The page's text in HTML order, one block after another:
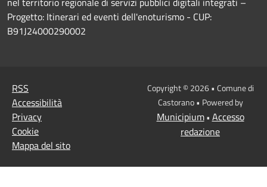
Progetto: Itinerari ed eventi dell'enoturismo - CUP:
B91J24000290002
RSS
Accessibilità
Privacy
Cookie
Mappa del sito
Copyright © 2026 • Comune di
Castorano • Powered by
Municipium• Accesso
redazione